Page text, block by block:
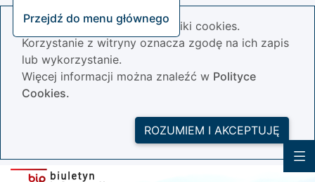
Przejdź do menu głównego
Nasza strona wykorzystuje pliki cookies.
Korzystanie z witryny oznacza zgodę na ich zapis
lub wykorzystanie.
Więcej informacji można znaleźć w Polityce
Cookies.
ROZUMIEM I AKCEPTUJĘ